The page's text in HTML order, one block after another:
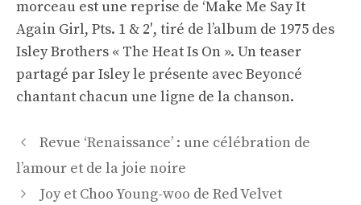
morceau est une reprise de ‘Make Me Say It
Again Girl, Pts. 1 & 2′, tiré de l’album de 1975 des
Isley Brothers « The Heat Is On ». Un teaser
partagé par Isley le présente avec Beyoncé
chantant chacun une ligne de la chanson.
Navigation
des
Revue ‘Renaissance’ : une célébration de
l’amour et de la joie noire
Joy et Choo Young-woo de Red Velvet